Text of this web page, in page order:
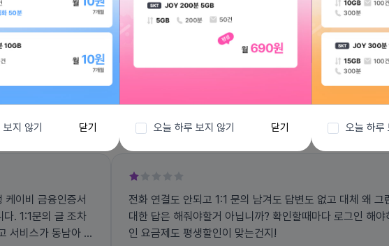
전화 연결도 안되고 1:1 문의 남겨도 답변도 없고 대체 왜 그런거죠? 궁금한
대한 답은 해줘야할거 아닙니까? 확인할때마다 로그인 해
인 요금제도 평생할인이 맞는건지!
지 않기 닫기 오늘 하루 보지 않기 닫기 오늘 하루